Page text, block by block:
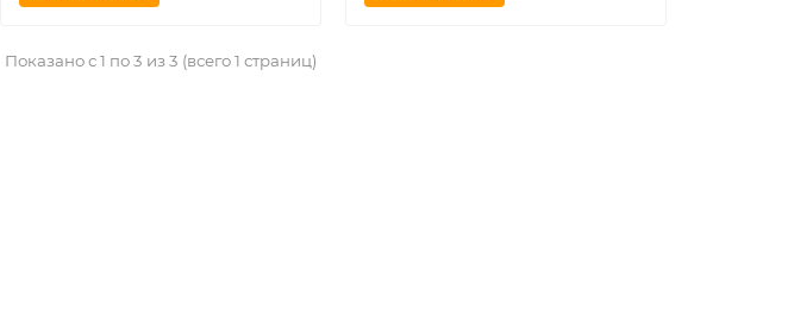
Показано с 1 по 3 из 3 (всего 1 страниц)